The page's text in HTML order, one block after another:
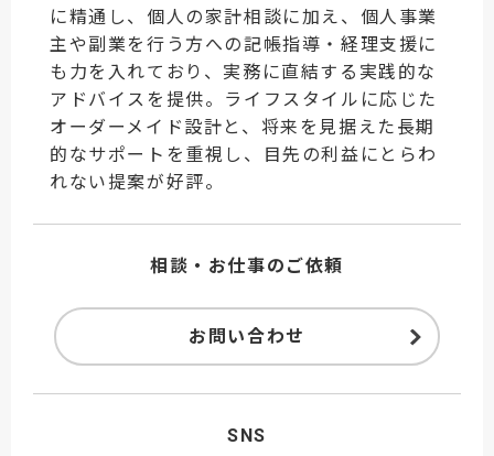
に精通し、個人の家計相談に加え、個人事業
主や副業を行う方への記帳指導・経理支援に
も力を入れており、実務に直結する実践的な
アドバイスを提供。ライフスタイルに応じた
オーダーメイド設計と、将来を見据えた長期
的なサポートを重視し、目先の利益にとらわ
れない提案が好評。
相談・お仕事のご依頼
お問い合わせ
SNS